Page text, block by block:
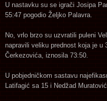
U nastavku su se igrači Josipa
55:47 pogodio Željko Palavra.
No, vrlo brzo su uzvratili puleni
napravili veliku prednost koja je u
Čerkezovića, iznosila 73:50.
U pobjedničkom sastavu
Latifagić sa 15 i Nedžad